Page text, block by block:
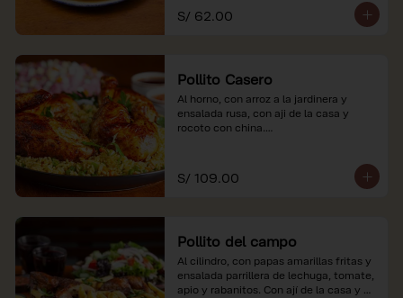
*Nuestros precios están expresados en
soles e incluyen impuestos de ley y
S/ 62.00
Pollito Casero
Al horno, con arroz a la jardinera y
ensalada rusa, con aji de la casa y
rocoto con china.
soles e incluyen impuestos de ley y
recargo al consumo.
S/ 109.00
Pollito del campo
Al cilindro, con papas amarillas fritas y
ensalada parrillera de lechuga, tomate,
apio y rabanitos. Con ají de la casa y